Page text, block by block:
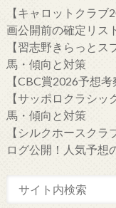
【キャロットクラ
画公開前の確定リス
【習志野きらっと
馬・傾向と対策
【CBC賞2026予想
【サッポロクラシ
馬・傾向と対策
【シルクホースク
ログ公開！人気予想